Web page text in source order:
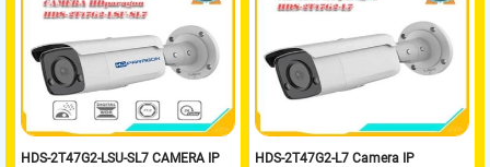
HDS-2T47G2-LSU-SL7 CAMERA IP
HDS-2T47G2-L7 Camera IP